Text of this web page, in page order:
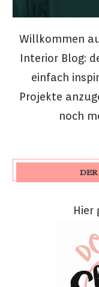
Willkommen
Interior Blog:
einfach
Projekte
noch
Hier